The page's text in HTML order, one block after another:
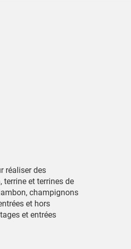
réaliser des
terrine et terrines de
champignons
et hors
et entrées